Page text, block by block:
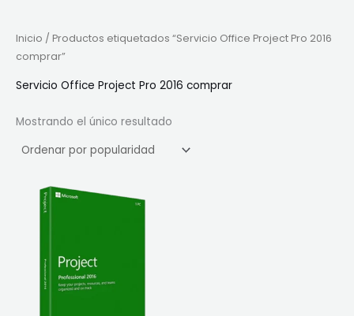
Inicio / Productos etiquetados “Servicio Office Project Pro 2016
comprar”
Servicio Office Project Pro 2016 comprar
Mostrando el único resultado